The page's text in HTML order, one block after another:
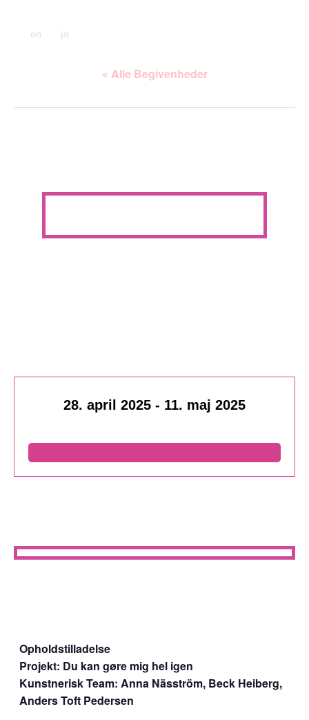
en ja
« Alle Begivenheder
28. april 2025 - 11. maj 2025
Opholdstilladelse
Projekt: Du kan gøre mig hel igen
Kunstnerisk Team: Anna Näsström, Beck Heiberg,
Anders Toft Pedersen